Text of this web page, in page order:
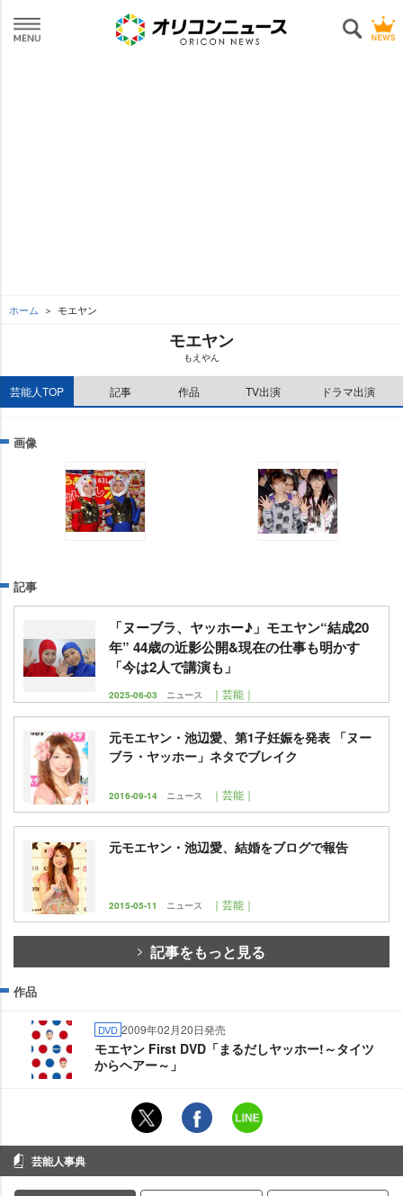
ホーム モエヤン
モエヤン
もえやん
芸能人TOP 記事 作品 TV出演 ドラマ出演
画像
記事
「ヌーブラ、ヤッホー♪」モエヤン“結成20
年” 44歳の近影公開&現在の仕事も明かす
「今は2人で講演も」
2025-06-03 ニュース ｜芸能｜
元モエヤン・池辺愛、第1子妊娠を発表 「ヌー
ブラ・ヤッホー」ネタでブレイク
2016-09-14 ニュース ｜芸能｜
元モエヤン・池辺愛、結婚をブログで報告
2015-05-11 ニュース ｜芸能｜
記事をもっと見る
作品
DVD 2009年02月20日発売
モエヤン First DVD「まるだしヤッホー!～タイツ
からヘアー～」
芸能人事典